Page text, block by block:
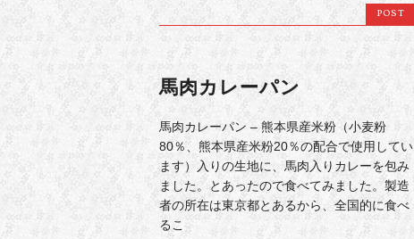
POST
馬肉カレーパン
馬肉カレーパン – 熊本県産米粉（小麦粉
80％、熊本県産米粉20％の配合で使用してい
ます）入りの生地に、馬肉入りカレーを包み
ました。とあったので食べてみました。製造
者の所在は東京都とあるから、全国的に食べ
るこ